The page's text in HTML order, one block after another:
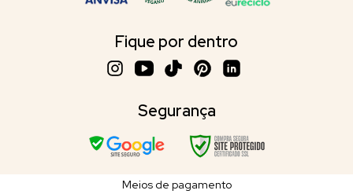
Fique por dentro
Segurança
Meios de pagamento